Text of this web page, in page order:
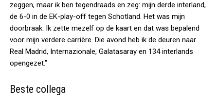
zeggen, maar ik ben tegendraads en zeg: mijn derde interland,
de 6-0 in de EK-play-off tegen Schotland. Het was mijn
doorbraak. Ik zette mezelf op de kaart en dat was bepalend
voor mijn verdere carrière. Die avond heb ik de deuren naar
Real Madrid, Internazionale, Galatasaray en 134 interlands
opengezet.”
Beste collega